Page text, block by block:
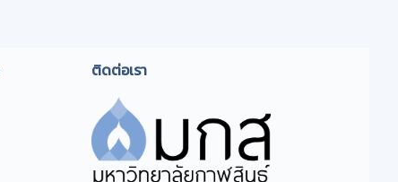
ติดต่อเรา